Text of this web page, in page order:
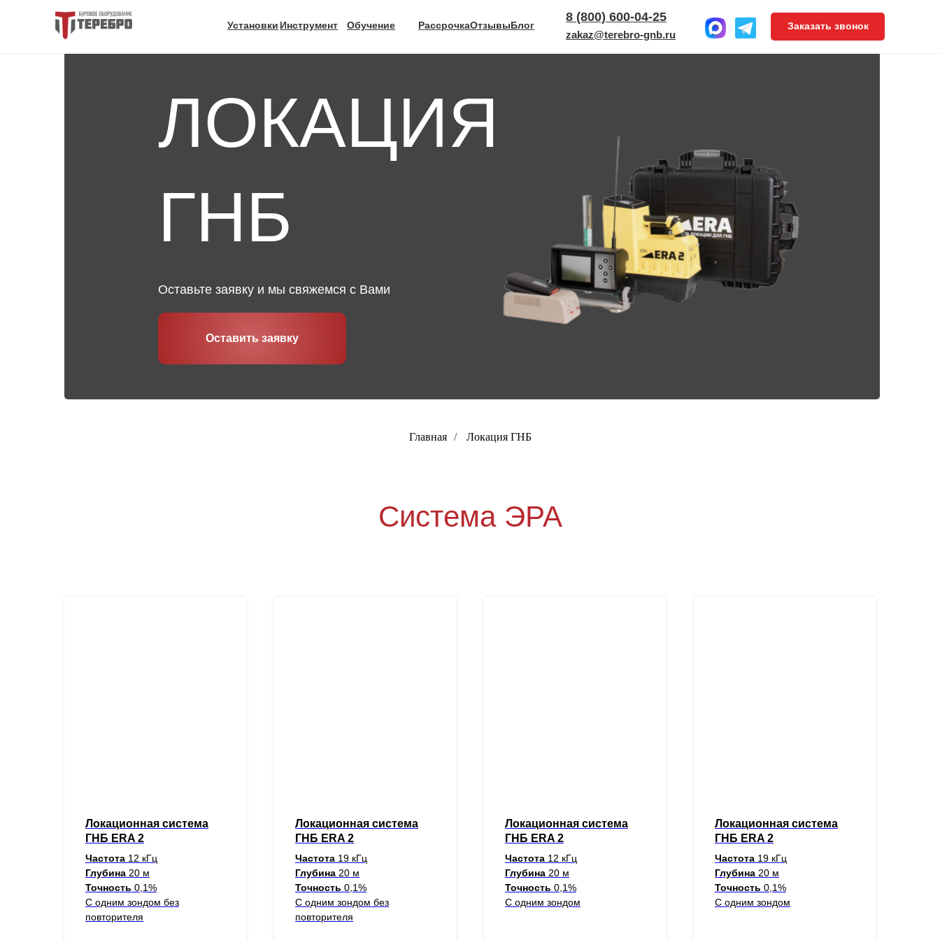
Заказать звонок
8 (800) 600-04-25
zakaz@terebro-gnb.ru
Установки Инструмент Обучение РассрочкаОтзывыБлог
ЛОКАЦИЯ
ГНБ
Оставьте заявку и мы свяжемся с Вами
Оставить заявку
Главная / Локация ГНБ
Система ЭРА
Локационная система
ГНБ ERA 2
Частота 12 кГц
Глубина 20 м
Точность 0,1%
С одним зондом без
повторителя
Локационная система
ГНБ ERA 2
Частота 19 кГц
Глубина 20 м
Точность 0,1%
С одним зондом без
повторителя
Локационная система
ГНБ ERA 2
Частота 12 кГц
Глубина 20 м
Точность 0,1%
С одним зондом
Локационная система
ГНБ ERA 2
Частота 19 кГц
Глубина 20 м
Точность 0,1%
С одним зондом